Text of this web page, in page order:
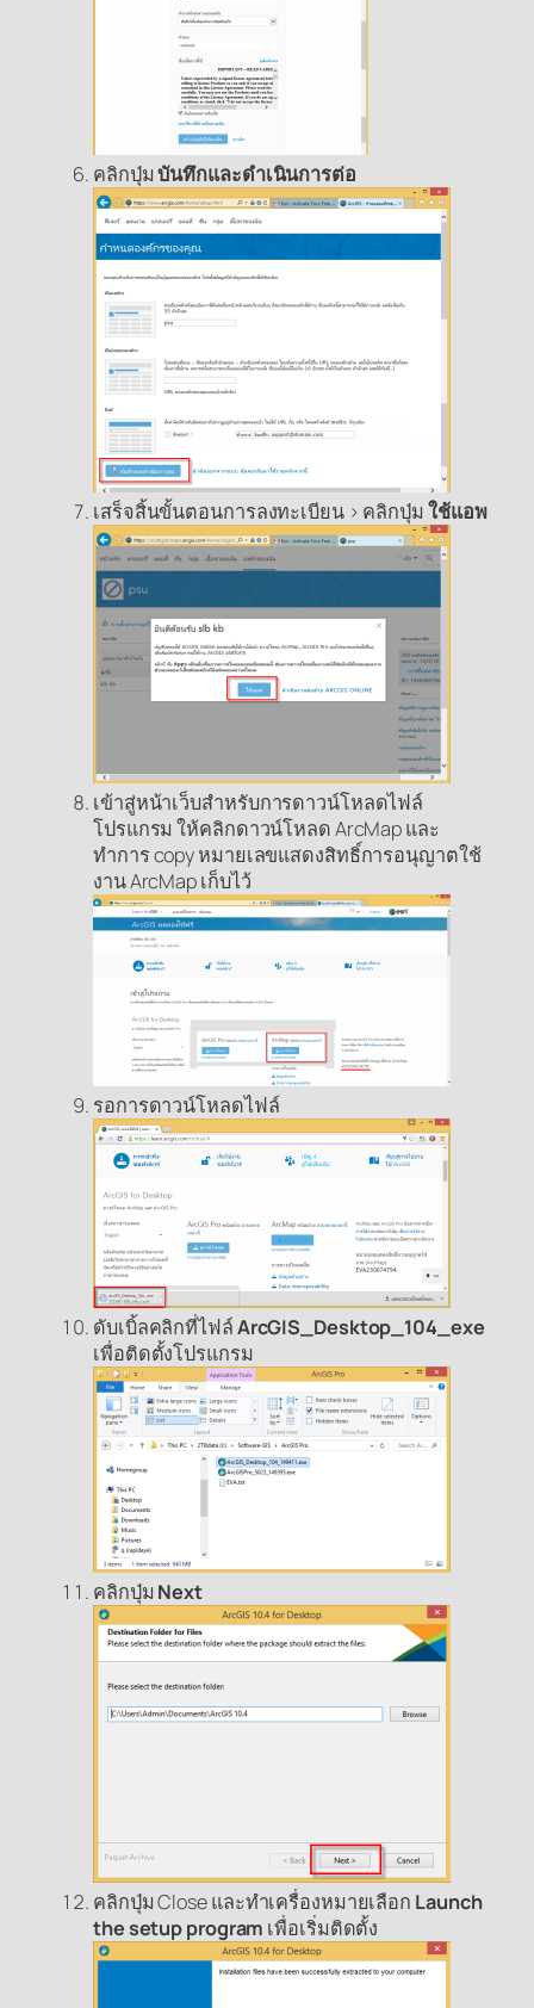
คลิกปุ่มบันทึกและดำเนินการต่อ
เสร็จสิ้นขั้นตอนการลงทะเบียน > คลิกปุ่ม ใช้แอพ
เข้าสู่หน้าเว็บสำหรับการดาวน์โหลดไฟล์
โปรแกรม ให้คลิกดาวน์โหลด ArcMap และ
ทำการ copy หมายเลขแสดงสิทธิ์การอนุญาตใช้
งาน ArcMap เก็บไว้
รอการดาวน์โหลดไฟล์
ดับเบิ้ลคลิกที่ไฟล์ArcGIS_Desktop_ 104 exe
เพื่อติดตั้งโปรแกรม
คลิกปุ่ม Next
คลิกปุ่ม Close และทำเครื่องหมายเลือก Launch
the setup program เพื่อเริ่มติดตั้ง